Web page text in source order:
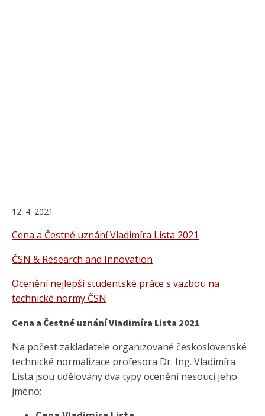
12. 4. 2021
Cena a Čestné uznání Vladimíra Lista 2021
ČSN & Research and Innovation
Ocenění nejlepší studentské práce s vazbou na
technické normy ČSN
Cena a Čestné uznání Vladimíra Lista 2021
Na počest zakladatele organizované československé
technické normalizace profesora Dr. Ing. Vladimíra
Lista jsou udělovány dva typy ocenění nesoucí jeho
jméno: